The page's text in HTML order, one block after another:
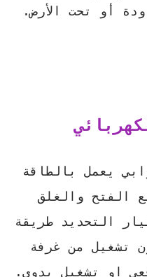
أو تحت الأرض.
يعمل بالطاقة
الفتح والغلق
التحديد طريقة
تشغيل من غرفة
او تشغيل يدوي.